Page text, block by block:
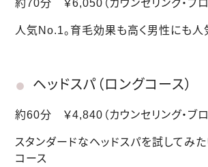
約70分 ￥6,050 （カウンセリング・ブ
人気No.1。育毛効果も高く男性にも人
ヘッドスパ（ロングコース）
約60分 ￥4,840 （カウンセリング・ブ
スタンダードなヘッドスパを試してみ
コース